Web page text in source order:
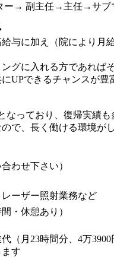
ー→ 副主任→主任→サブ
与に加え（院により
グに入れる方であれば
UPできるチャンスが豊
なっており、復帰実績も
で、長く働ける環境が
わせ下さい）
ーザー照射業務など
・休憩あり）
（月23時間分、4万3900
す